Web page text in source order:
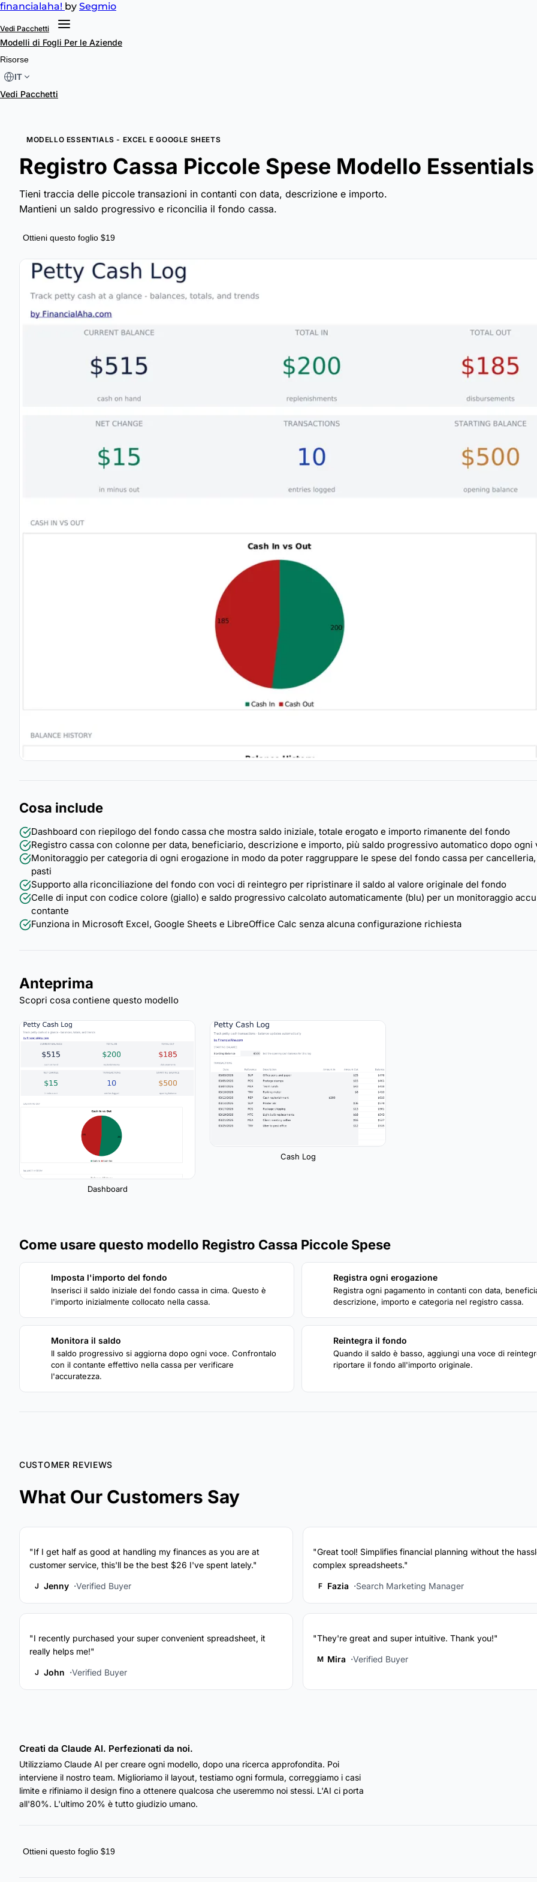
financialaha! by Segmio
Vedi Pacchetti
Modelli di Fogli Per le Aziende
Risorse
IT
Vedi Pacchetti
MODELLO ESSENTIALS - EXCEL E GOOGLE SHEETS
Registro Cassa Piccole Spese Modello Essentials
Tieni traccia delle piccole transazioni in contanti con data, descrizione e importo.
Mantieni un saldo progressivo e riconcilia il fondo cassa.
Ottieni questo foglio $19
Cosa include
Dashboard con riepilogo del fondo cassa che mostra saldo iniziale, totale erogato e importo rimanente del fondo
Registro cassa con colonne per data, beneficiario, descrizione e importo, più saldo progressivo automatico dopo ogni
Monitoraggio per categoria di ogni erogazione in modo da poter raggruppare le spese del fondo cassa per
pasti
Supporto alla riconciliazione del fondo con voci di reintegro per ripristinare il saldo al valore originale del fondo
Celle di input con codice colore (giallo) e saldo progressivo calcolato automaticamente (blu) per un monitoraggio
contante
Funziona in Microsoft Excel, Google Sheets e LibreOffice Calc senza alcuna configurazione richiesta
Anteprima
Scopri cosa contiene questo modello
Dashboard
Cash Log
Come usare questo modello Registro Cassa Piccole Spese
Imposta l'importo del fondo
Inserisci il saldo iniziale del fondo cassa in cima. Questo è
l'importo inizialmente collocato nella cassa.
Registra ogni erogazione
Registra ogni pagamento in contanti con data,
descrizione, importo e categoria nel registro cassa.
Monitora il saldo
Il saldo progressivo si aggiorna dopo ogni voce. Confrontalo
con il contante effettivo nella cassa per verificare
l'accuratezza.
Reintegra il fondo
Quando il saldo è basso, aggiungi una voce di
riportare il fondo all'importo originale.
CUSTOMER REVIEWS
What Our Customers Say
"If I get half as good at handling my finances as you are at
customer service, this'll be the best $26 I've spent lately."
J Jenny Verified Buyer
"Great tool! Simplifies financial planning without the
complex spreadsheets."
F Fazia Search Marketing Manager
"I recently purchased your super convenient spreadsheet, it
really helps me!"
J John Verified Buyer
"They're great and super intuitive. Thank you!"
M Mira Verified Buyer
Creati da Claude AI. Perfezionati da noi.
Utilizziamo Claude AI per creare ogni modello, dopo una ricerca approfondita. Poi
interviene il nostro team. Miglioriamo il layout, testiamo ogni formula, correggiamo i casi
limite e rifiniamo il design fino a ottenere qualcosa che useremmo noi stessi. L'AI ci porta
all'80%. L'ultimo 20% è tutto giudizio umano.
Ottieni questo foglio $19